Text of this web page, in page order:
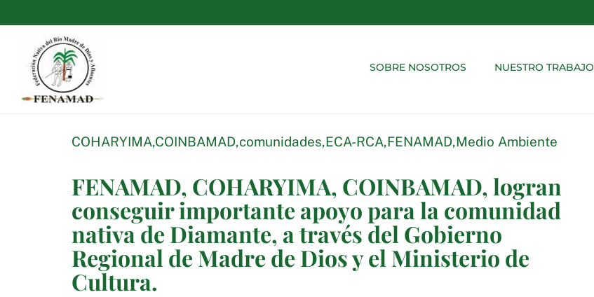
contenido
SOBRE NOSOTROS NUESTRO TRABAJO
COHARYIMA,COINBAMAD,comunidades,ECA-RCA,FENAMAD,Medio Ambiente
FENAMAD, COHARYIMA, COINBAMAD, logran
conseguir importante apoyo para la comunidad
nativa de Diamante, a través del Gobierno
Regional de Madre de Dios y el Ministerio de
Cultura.